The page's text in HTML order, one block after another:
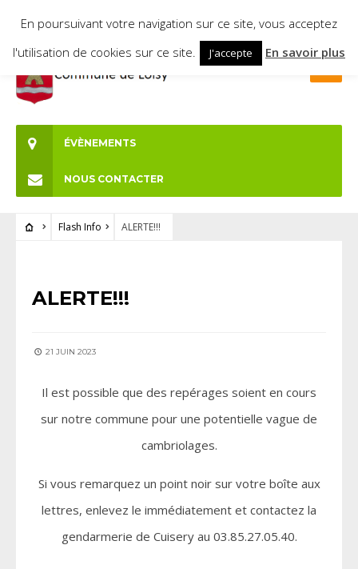
ÉVÈNEMENTS
NOUS CONTACTER
Flash Info ALERTE!!!
ALERTE!!!
21 JUIN 2023
Il est possible que des repérages soient en cours
sur notre commune pour une potentielle vague de
cambriolages.
Si vous remarquez un point noir sur votre boîte aux
lettres, enlevez le immédiatement et contactez la
gendarmerie de Cuisery au 03.85.27.05.40.
En poursuivant votre navigation sur ce site, vous acceptez
l'utilisation de cookies sur ce site.
J'accepte En savoir plus